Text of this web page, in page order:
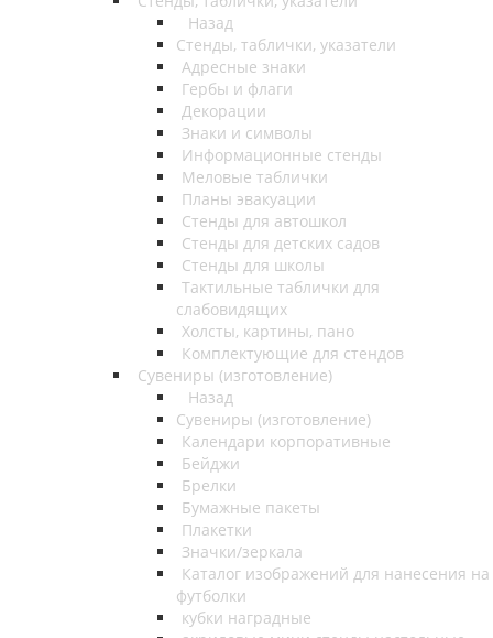
Назад
Стенды, таблички, указатели
Адресные знаки
Гербы и флаги
Декорации
Знаки и символы
Информационные стенды
Меловые таблички
Планы эвакуации
Стенды для автошкол
Стенды для детских садов
Стенды для школы
Тактильные таблички для
слабовидящих
Холсты, картины, пано
Комплектующие для стендов
Сувениры (изготовление)
Назад
Сувениры (изготовление)
Календари корпоративные
Бейджи
Брелки
Бумажные пакеты
Плакетки
Значки/зеркала
Каталог изображений для нанесения на
футболки
кубки наградные